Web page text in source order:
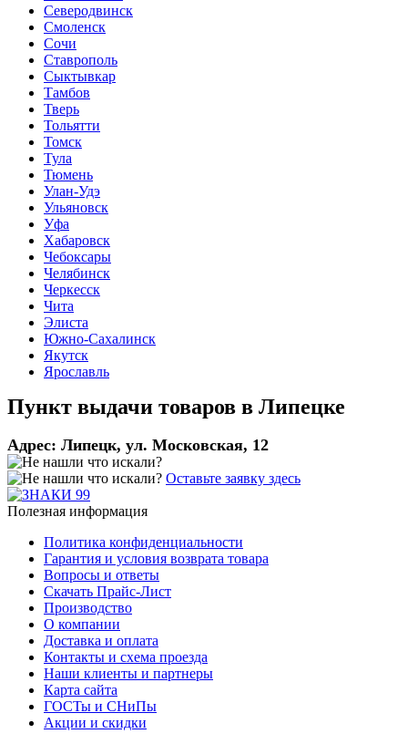
Северодвинск
Смоленск
Сочи
Ставрополь
Сыктывкар
Тамбов
Тверь
Тольятти
Томск
Тула
Тюмень
Улан-Удэ
Ульяновск
Уфа
Хабаровск
Чебоксары
Челябинск
Черкесск
Чита
Элиста
Южно-Сахалинск
Якутск
Ярославль
Пункт выдачи товаров в Липецке
Адрес: Липецк, ул. Московская, 12
Оставьте заявку здесь
Полезная информация
Политика конфиденциальности
Гарантия и условия возврата товара
Вопросы и ответы
Скачать Прайс-Лист
Производство
О компании
Доставка и оплата
Контакты и схема проезда
Наши клиенты и партнеры
Карта сайта
ГОСТы и СНиПы
Акции и скидки